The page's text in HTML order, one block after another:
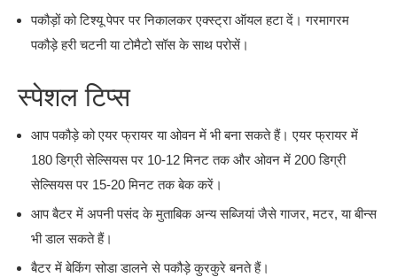
पकौड़ों को टिश्यू पेपर पर निकालकर एक्स्ट्रा ऑयल हटा दें। गरमागरम
पकौड़े हरी चटनी या टोमैटो सॉस के साथ परोसें।
स्पेशल टिप्स
आप पकौड़े को एयर फ्रायर या ओवन में भी बना सकते हैं। एयर फ्रायर में
180 डिग्री सेल्सियस पर 10-12 मिनट तक और ओवन में 200 डिग्री
सेल्सियस पर 15-20 मिनट तक बेक करें।
आप बैटर में अपनी पसंद के मुताबिक अन्य सब्जियां जैसे गाजर, मटर, या बीन्स
भी डाल सकते हैं।
बैटर में बेकिंग सोडा डालने से पकौड़े कुरकुरे बनते हैं।